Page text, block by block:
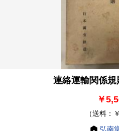
連絡運輸関係
￥
（送料：
弘南